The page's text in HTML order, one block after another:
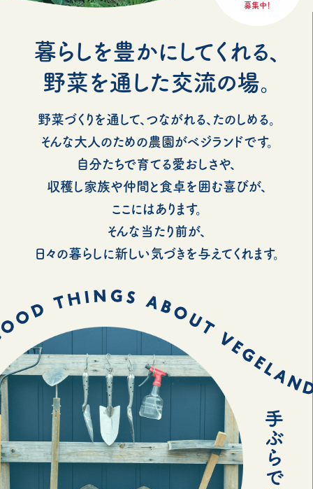
募集中！
暮らしを豊かにしてくれる、
野菜を通した交流の場。
野菜づくりを通して、つながれる、たのしめる。
そんな大人のための農園がベジランドです。
自分たちで育てる愛おしさや、
収穫し家族や仲間と食卓を囲む喜びが、
ここにはあります。
そんな当たり前が、
日々の暮らしに新しい気づきを与えてくれます。